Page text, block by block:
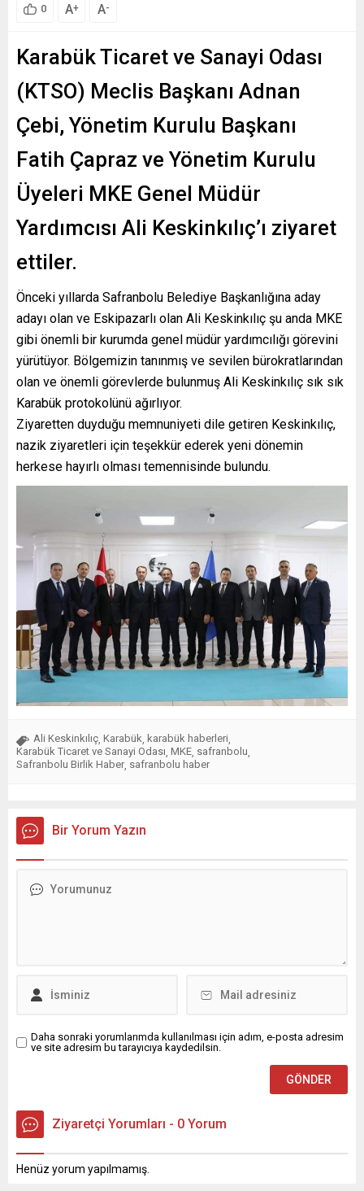
0 A+ A-
Karabük Ticaret ve Sanayi Odası
(KTSO) Meclis Başkanı Adnan
Çebi, Yönetim Kurulu Başkanı
Fatih Çapraz ve Yönetim Kurulu
Üyeleri MKE Genel Müdür
Yardımcısı Ali Keskinkılıç’ı ziyaret
ettiler.
Önceki yıllarda Safranbolu Belediye Başkanlığına aday
adayı olan ve Eskipazarlı olan Ali Keskinkılıç şu anda MKE
gibi önemli bir kurumda genel müdür yardımcılığı görevini
yürütüyor. Bölgemizin tanınmış ve sevilen bürokratlarından
olan ve önemli görevlerde bulunmuş Ali Keskinkılıç sık sık
Karabük protokolünü ağırlıyor.
Ziyaretten duyduğu memnuniyeti dile getiren Keskinkılıç,
nazik ziyaretleri için teşekkür ederek yeni dönemin
herkese hayırlı olması temennisinde bulundu.
Ali Keskinkılıç, Karabük, karabük haberleri,
Karabük Ticaret ve Sanayi Odası, MKE, safranbolu,
Safranbolu Birlik Haber, safranbolu haber
Bir Yorum Yazın
Daha sonraki yorumlarımda kullanılması için adım, e-posta adresim
ve site adresim bu tarayıcıya kaydedilsin.
Ziyaretçi Yorumları - 0 Yorum
Henüz yorum yapılmamış.